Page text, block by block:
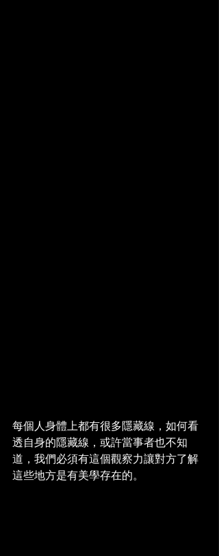
每個人身體上都有很多隱藏線，如何看
透自身的隱藏線，或許當事者也不知
道，我們必須有這個觀察力讓對方了解
這些地方是有美學存在的。